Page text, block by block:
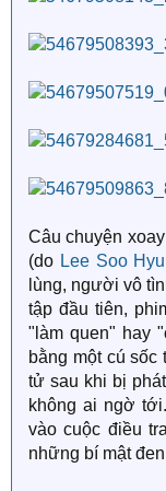
Câu chuyện
(do Lee Soo
lùng, người vô
tập đầu tiên,
"làm quen" hay
bằng một cú
tử sau khi bị
không ai ngờ
vào cuộc điều
những bí mật